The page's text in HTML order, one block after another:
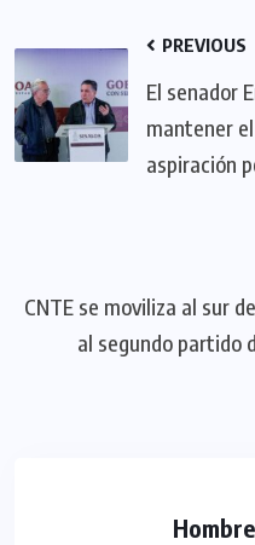
PREVIOUS
El senador
mantener
aspiración
CNTE se moviliza al sur
al segundo partido